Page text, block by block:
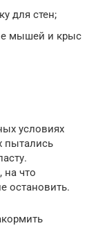
для стен;
мышей и крыс
условиях
пытались
на что
остановить.